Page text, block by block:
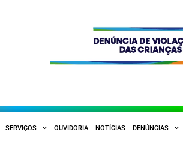
SERVIÇOS OUVIDORIA NOTÍCIAS DENÚNCIAS